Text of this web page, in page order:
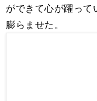
ができて心が躍って
膨らませた。